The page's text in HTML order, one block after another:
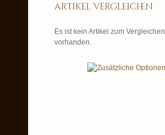
artikel vergleichen
Es ist kein Artikel zum Vergleichen
vorhanden.